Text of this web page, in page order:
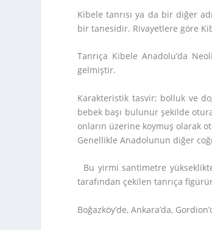
Kibele tanrısı ya da bir diğer
bir tanesidir. Rivayetlere göre
Tanrıça Kibele Anadolu’da
gelmiştir.
Karakteristik tasvir; bolluk ve
bebek başı bulunur şekilde
onların üzerine koymuş olarak
Genellikle Anadolunun diğer
Bu yirmi santimetre
tarafından çekilen tanrıça
Boğazköy’de, Ankara’da,